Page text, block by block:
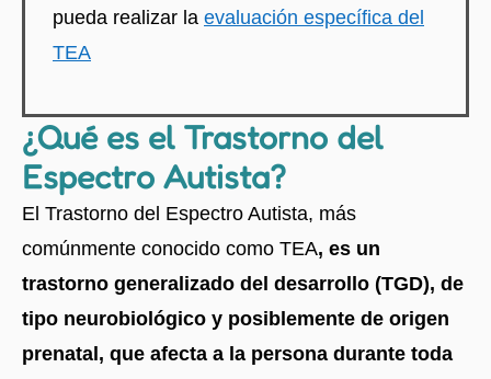
pueda realizar la evaluación específica del
TEA
¿Qué es el Trastorno del
Espectro Autista?
El Trastorno del Espectro Autista, más
comúnmente conocido como TEA, es un
trastorno generalizado del desarrollo (TGD), de
tipo neurobiológico y posiblemente de origen
prenatal, que afecta a la persona durante toda